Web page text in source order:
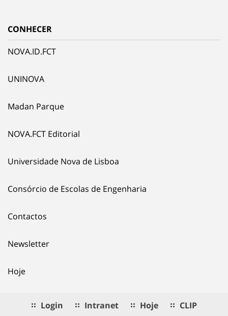
CONHECER
NOVA.ID.FCT
UNINOVA
Madan Parque
NOVA.FCT Editorial
Universidade Nova de Lisboa
Consórcio de Escolas de Engenharia
Contactos
Newsletter
Hoje
Login Intranet Hoje CLIP